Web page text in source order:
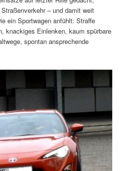
– und damit weit
ein Sportwagen anfühlt: Straffe
knackiges Einlenken, kaum spürbare
spontan ansprechende